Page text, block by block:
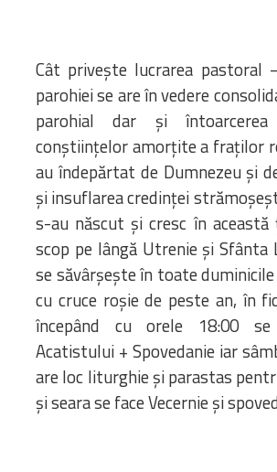
Cât privește lucrarea pastoral
parohiei se are în vedere
parohial dar și
conștiințelor amorțite a fraților
au îndepărtat de Dumnezeu și
și insuflarea credinței
s-au născut și cresc în această
scop pe lângă Utrenie și Sfânta
se săvârșește în toate
cu cruce roșie de peste an, în
începând cu orele 18:00
Acatistului + Spovedanie iar
are loc liturghie și parastas
și seara se face Vecernie și